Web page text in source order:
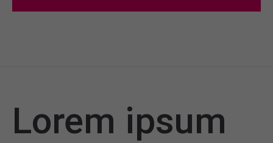
Lorem ipsum